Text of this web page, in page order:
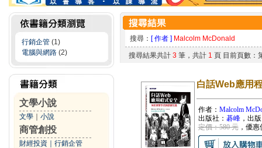
行銷企管 (1)
電腦與網路 (2)
文學小說
文學 小說
商管創投
財經投資 行銷企管
搜尋： [ 作者 ] Malcolm McDonald
搜尋結果共計 3 筆，共計 1 頁 目前頁數：
白話Web應用
作者： Malcolm
出版社： 碁峰，出
定價：580 元，優惠